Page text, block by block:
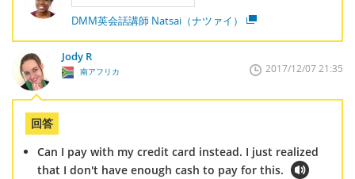
DMM英会話講師 Natsai（ナツァイ）
Jody R
南アフリカ 2017/12/07 21:35
回答
Can I pay with my credit card instead. I just realized
that I don't have enough cash to pay for this.